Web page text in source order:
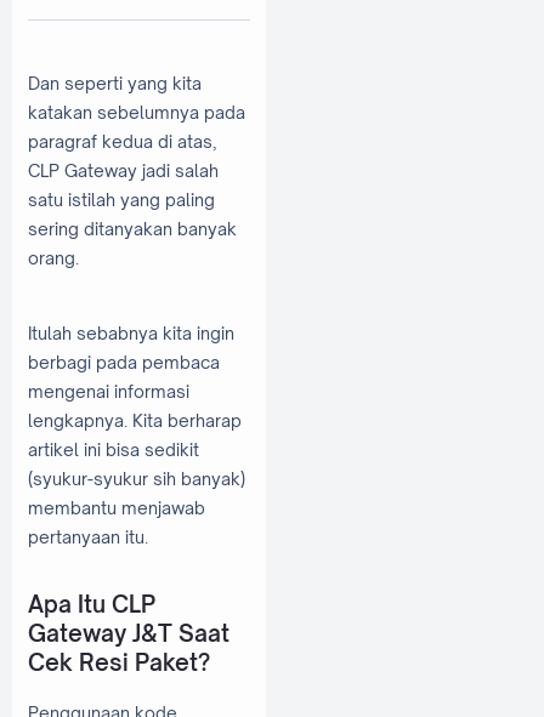
Dan seperti yang kita
katakan sebelumnya pada
paragraf kedua di atas,
CLP Gateway jadi salah
satu istilah yang paling
sering ditanyakan banyak
orang.
Itulah sebabnya kita ingin
berbagi pada pembaca
mengenai informasi
lengkapnya. Kita berharap
artikel ini bisa sedikit
(syukur-syukur sih banyak)
membantu menjawab
pertanyaan itu.
Apa Itu CLP
Gateway J&T Saat
Cek Resi Paket?